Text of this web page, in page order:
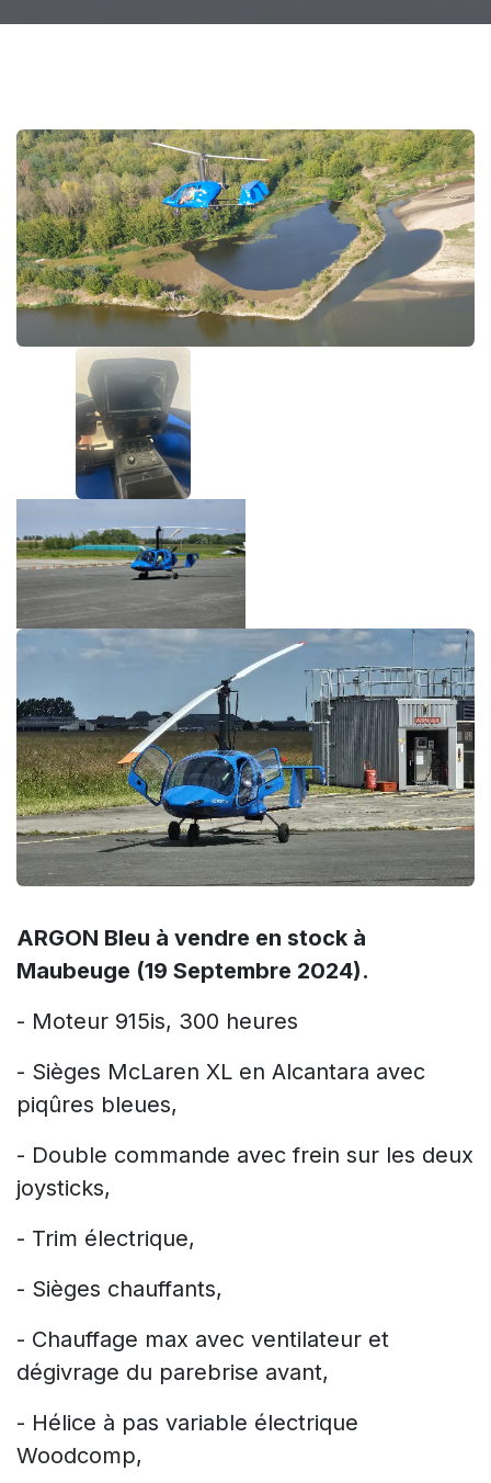
ARGON Bleu à vendre en stock à
Maubeuge (19 Septembre 2024).
- Moteur 915is, 300 heures
- Sièges McLaren XL en Alcantara avec
piqûres bleues,
- Double commande avec frein sur les deux
joysticks,
- Trim électrique,
- Sièges chauffants,
- Chauffage max avec ventilateur et
dégivrage du parebrise avant,
- Hélice à pas variable électrique
Woodcomp,